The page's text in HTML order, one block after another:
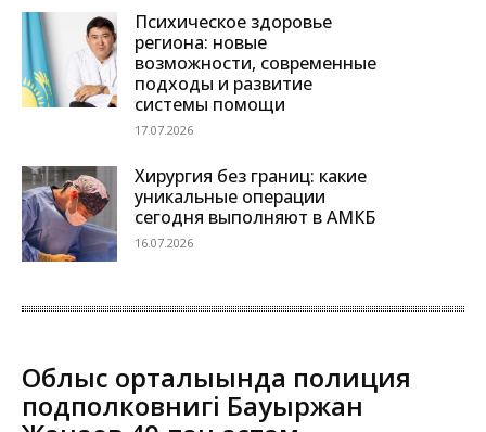
Психическое здоровье
региона: новые
возможности, современные
подходы и развитие
системы помощи
17.07.2026
Хирургия без границ: какие
уникальные операции
сегодня выполняют в АМКБ
16.07.2026